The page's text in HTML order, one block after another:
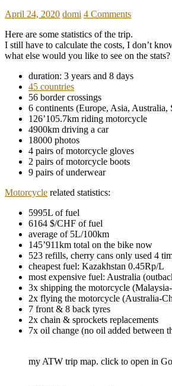
April 24, 2020 domi 4 Comments
Here are some statistics of the trip.
I still have to calculate the costs, I don’t
what else would you like to see on the
duration: 3 years and 8 days
45 countries
56 border crossings
6 continents (Europe, Asia,
126’105.7km riding motorcycle
4900km driving a car
18000 photos
4 pairs of motorcycle gloves
2 pairs of motorcycle boots
9 pairs of underwear
Motorcycle related statistics:
5995L of fuel
6164 $/CHF of fuel
average of 5L/100km
145’911km total on the bike now
523 refills, cherry cans only used 4
cheapest fuel: Kazakhstan 0.45Rp/L
most expensive fuel: Australia
3x shipping the motorcycle
2x flying the motorcycle (Australia-
7 front & 8 back tyres
2x chain & sprockets replacements
7x oil change (no oil added between
my ATW trip map. click to open in